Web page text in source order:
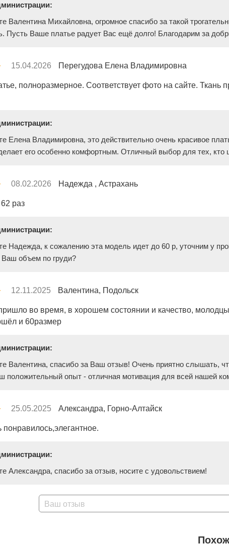
Валентина Михайловна, огромное спасибо за такой
Пусть Ваше платье радует Вас ещё долго! Благодарим за
15.04.2026 Перегудова Елена Владимировна
полноразмерное. Соответствует фото на сайте.
Елена Владимировна, это действительно очень красивое
его особенно комфортным. Отличный выбор для тех, кто
08.02.2026 Надежда , Астрахань
раз
Надежда, к сожалению эта модель идет до 60 р, уточним у
Ваш объем по груди?
12.11.2025 Валентина, Подольск
во время, в хорошем состоянии и качество,
и 60размер
Валентина, спасибо за Ваш отзыв! Очень приятно слышать,
положительный опыт - отличная мотивация для всей нашей
25.05.2025 Александра, Горно-Алтайск
понравилось,элегантное.
Александра, спасибо за отзыв, носите с удовольствием!
Ваш отзыв